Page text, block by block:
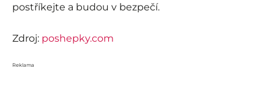
postříkejte a budou v bezpečí.
Zdroj: poshepky.com
Reklama